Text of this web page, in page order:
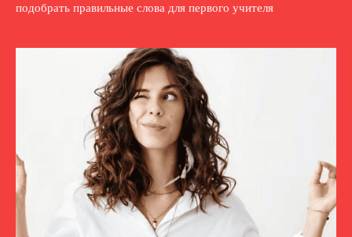
подобрать правильные слова для первого учителя